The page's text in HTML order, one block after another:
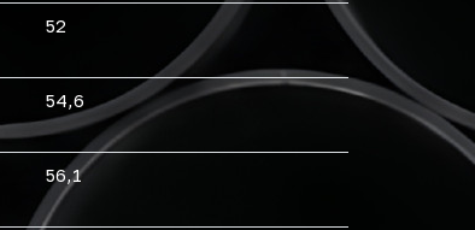
52
54,6
56,1